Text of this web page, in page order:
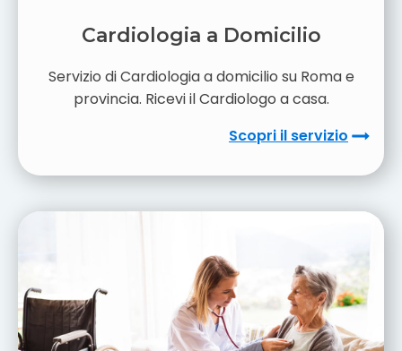
Cardiologia a Domicilio
Servizio di Cardiologia a domicilio su Roma e
provincia. Ricevi il Cardiologo a casa.
Scopri il servizio